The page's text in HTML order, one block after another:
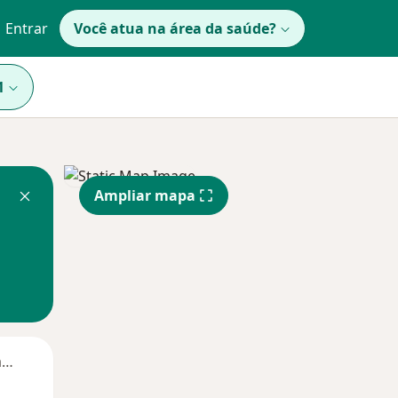
Entrar Você atua na área da saúde?
Segunda-feira
Ampliar mapa